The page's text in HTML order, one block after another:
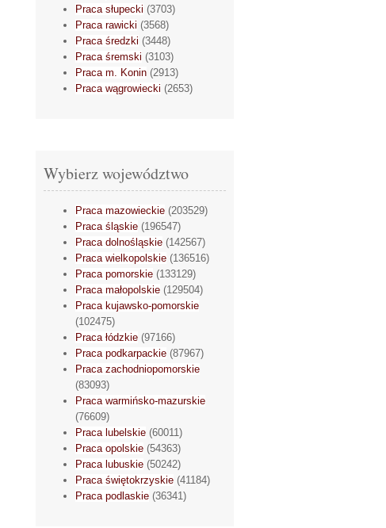
Praca słupecki (3703)
Praca rawicki (3568)
Praca średzki (3448)
Praca śremski (3103)
Praca m. Konin (2913)
Praca wągrowiecki (2653)
Wybierz województwo
Praca mazowieckie (203529)
Praca śląskie (196547)
Praca dolnośląskie (142567)
Praca wielkopolskie (136516)
Praca pomorskie (133129)
Praca małopolskie (129504)
Praca kujawsko-pomorskie
(102475)
Praca łódzkie (97166)
Praca podkarpackie (87967)
Praca zachodniopomorskie
(83093)
Praca warmińsko-mazurskie
(76609)
Praca lubelskie (60011)
Praca opolskie (54363)
Praca lubuskie (50242)
Praca świętokrzyskie (41184)
Praca podlaskie (36341)